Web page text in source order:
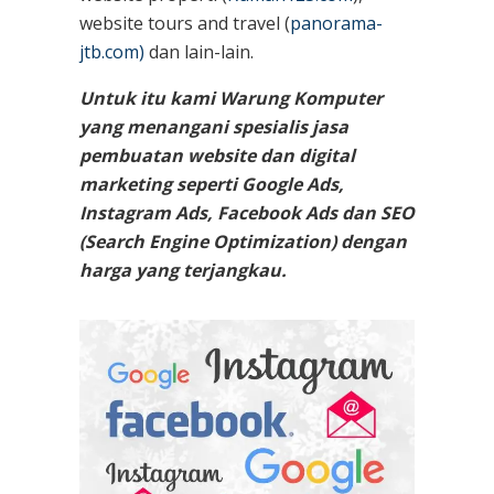
website tours and travel (panorama-
jtb.com) dan lain-lain.
Untuk itu kami Warung Komputer
yang menangani spesialis jasa
pembuatan website dan digital
marketing seperti Google Ads,
Instagram Ads, Facebook Ads dan SEO
(Search Engine Optimization) dengan
harga yang terjangkau.